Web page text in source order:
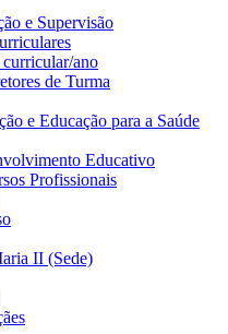
e Supervisão
curricular/ano
de Turma
e Educação para a Saúde
Educativo
Profissionais
II (Sede)